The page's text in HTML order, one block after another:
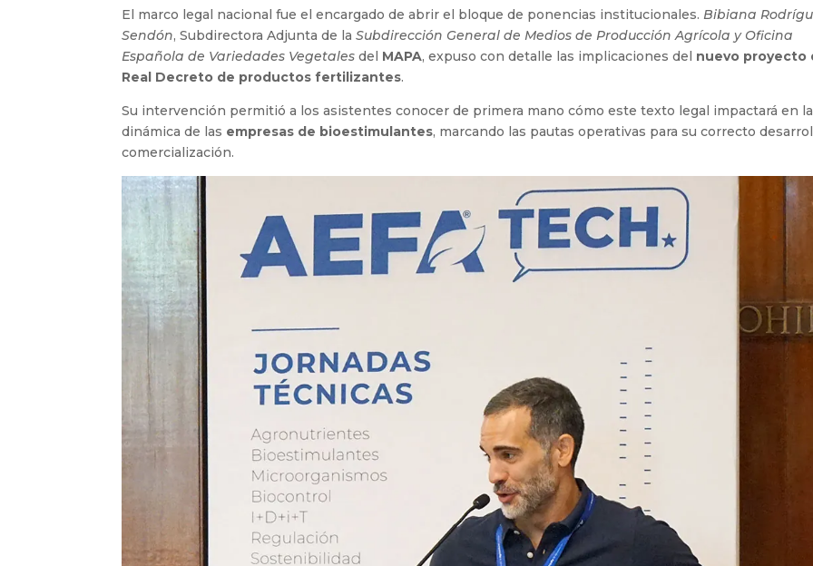
El marco legal nacional fue el encargado de abrir el bloque de ponencias institucionales.Bibiana
Sendón, Subdirectora Adjunta de laSubdirección General de Medios de Producción Agrícola y Oficina
Española de Variedades Vegetales del MAPA, expuso con detalle las implicaciones del nuevo proyecto
Real Decreto de productos fertilizantes.
Su intervención permitió a los asistentes conocer de primera mano cómo este texto legal impactará en la
dinámica de las empresas de bioestimulantes, marcando las pautas operativas para su correcto
comercialización.